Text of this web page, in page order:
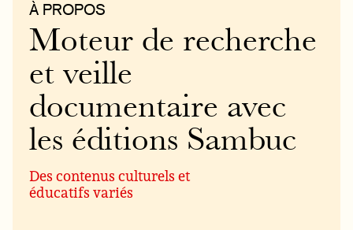
À PROPOS
Moteur de recherche
et veille
documentaire avec
les éditions Sambuc
Des contenus culturels et
éducatifs variés